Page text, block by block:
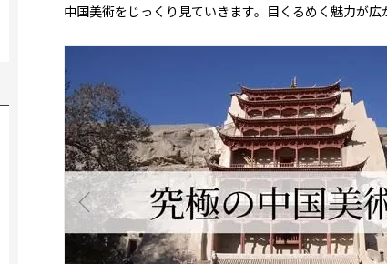
中国美術をじっくり見ていきます。目くるめく魅力が広